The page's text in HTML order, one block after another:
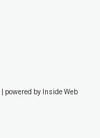
| powered by Inside Web